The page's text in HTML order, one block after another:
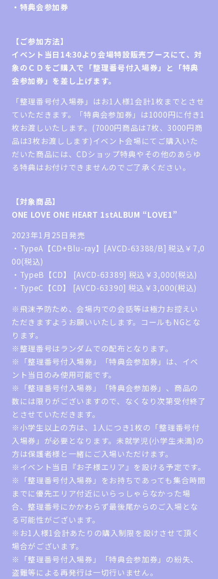
・特典会参加券
【ご参加方法】
イベント当日14:30より会場特設販売ブースにて、対
象のＣＤをご購入で「整理番号付入場券」と「特典
会参加券」を差し上げます。
「整理番号付入場券」はお1人様1会計1枚までとさせ
ていただきます。「特典会参加券」は1000円に付き1
枚お渡しいたします。(7000円商品は7枚、3000円商
品は3枚お渡しします)イベント会場にてご購入いた
だいた商品には、CDショップ特典やその他のあらゆ
る特典はお付けできませんのでご了承ください。
【対象商品】
ONE LOVE ONE HEART 1stALBUM “LOVE1”
2023年1月25日発売
・TypeA【CD+Blu-ray】[AVCD-63388/B] 税込￥7,0
00(税込)
・TypeB【CD】 [AVCD-63389] 税込￥3,000(税込)
・TypeC【CD】 [AVCD-63390] 税込￥3,000(税込)
※飛沫予防ため、会場内での会話等は極力お控えい
ただきますようお願いいたします。コールもNGとな
ります。
※整理番号はランダムでの配布となります。
※「整理番号付入場券」「特典会参加券」は、イベ
ント当日のみ使用可能です。
※「整理番号付入場券」「特典会参加券」、商品の
数には限りがございますので、なくなり次第受付終了
とさせていただきます。
※小学生以上の方は、1人につき1枚の「整理番号付
入場券」が必要となります。未就学児(小学生未満)の
方は保護者様と一緒にご入場いただけます。
※イベント当日『お子様エリア』を設ける予定です。
※「整理番号付入場券」をお持ちであっても集合時間
までに優先エリア付近にいらっしゃらなかった場
合、整理番号にかかわらず最後尾からのご入場とな
る可能性がございます。
※お1人様1会計あたりの購入制限を設けさせて頂く
場合がございます。
※「整理番号付入場券」「特典会参加券」の紛失、
盗難等による再発行は一切行いません。